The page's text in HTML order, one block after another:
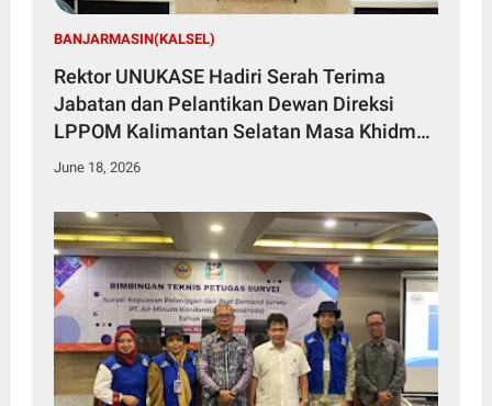
BANJARMASIN(KALSEL)
Rektor UNUKASE Hadiri Serah Terima
Jabatan dan Pelantikan Dewan Direksi
LPPOM Kalimantan Selatan Masa Khidmat
2026–2031
June 18, 2026